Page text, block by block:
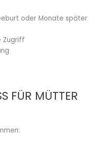
oder Monate später
Zugriff
FÜR MÜTTER